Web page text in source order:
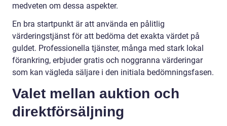
medveten om dessa aspekter.
En bra startpunkt är att använda en pålitlig
värderingstjänst för att bedöma det exakta värdet på
guldet. Professionella tjänster, många med stark lokal
förankring, erbjuder gratis och noggranna värderingar
som kan vägleda säljare i den initiala bedömningsfasen.
Valet mellan auktion och
direktförsäljning